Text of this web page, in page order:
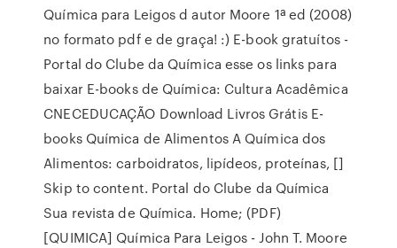
Química para Leigos d autor Moore 1ª ed (2008)
no formato pdf e de graça! :) E-book gratuítos -
Portal do Clube da Química esse os links para
baixar E-books de Química: Cultura Acadêmica
CNECEDUCAÇÃO Download Livros Grátis E-
books Química de Alimentos A Química dos
Alimentos: carboidratos, lipídeos, proteínas, []
Skip to content. Portal do Clube da Química
Sua revista de Química. Home; (PDF)
[QUIMICA] Química Para Leigos - John T. Moore